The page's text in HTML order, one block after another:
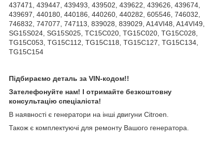
437471, 439447, 439493, 439502, 439622, 439626, 439674,
439697, 440180, 440186, 440260, 440282, 605546, 746032,
746832, 747077, 747113, 839028, 839029, A14VI48, A14VI49,
SG15S024, SG15S025, TC15C020, TG15C020, TG15C028,
TG15C053, TG15C112, TG15C118, TG15C127, TG15C134,
TG15C154
Підбираємо деталь за VIN-кодом!!
Зателефонуйте нам! І отримайте безкоштовну
консультацію спеціаліста!
В наявності є генератори на інші двигуни Citroen.
Також є комплектуючі для ремонту Вашого генератора.